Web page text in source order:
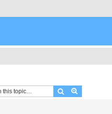
Search